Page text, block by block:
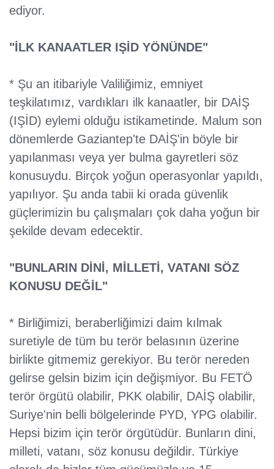
ediyor.
"İLK KANAATLER IŞİD YÖNÜNDE"
* Şu an itibariyle Valiliğimiz, emniyet
teşkilatımız, vardıkları ilk kanaatler, bir DAİŞ
(IŞİD) eylemi olduğu istikametinde. Malum son
dönemlerde Gaziantep'te DAİŞ'in böyle bir
yapılanması veya yer bulma gayretleri söz
konusuydu. Birçok yoğun operasyonlar yapıldı,
yapılıyor. Şu anda tabii ki orada güvenlik
güçlerimizin bu çalışmaları çok daha yoğun bir
şekilde devam edecektir.
"BUNLARIN DİNİ, MİLLETİ, VATANI SÖZ
KONUSU DEĞİL"
* Birliğimizi, beraberliğimizi daim kılmak
suretiyle de tüm bu terör belasının üzerine
birlikte gitmemiz gerekiyor. Bu terör nereden
gelirse gelsin bizim için değişmiyor. Bu FETÖ
terör örgütü olabilir, PKK olabilir, DAİŞ olabilir,
Suriye'nin belli bölgelerinde PYD, YPG olabilir.
Hepsi bizim için terör örgütüdür. Bunların dini,
milleti, vatanı, söz konusu değildir. Türkiye